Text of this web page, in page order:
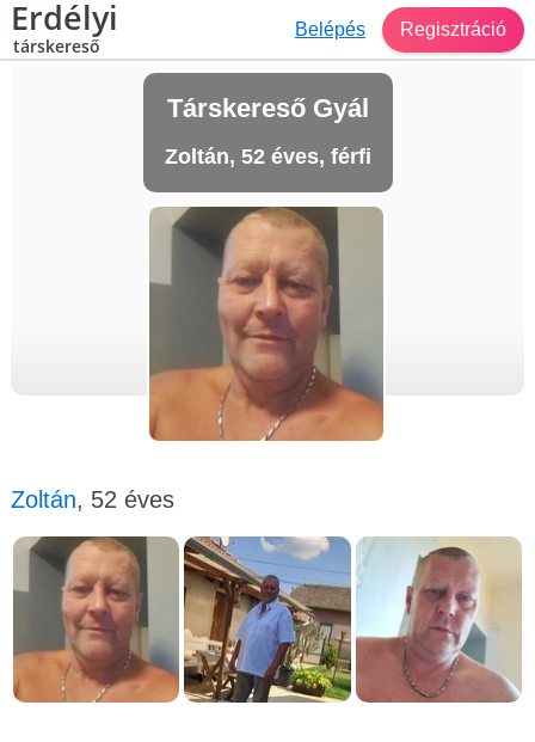
Erdélyi
társkereső
Belépés Regisztráció
Társkereső Gyál
Zoltán, 52 éves, férfi
Zoltán, 52 éves